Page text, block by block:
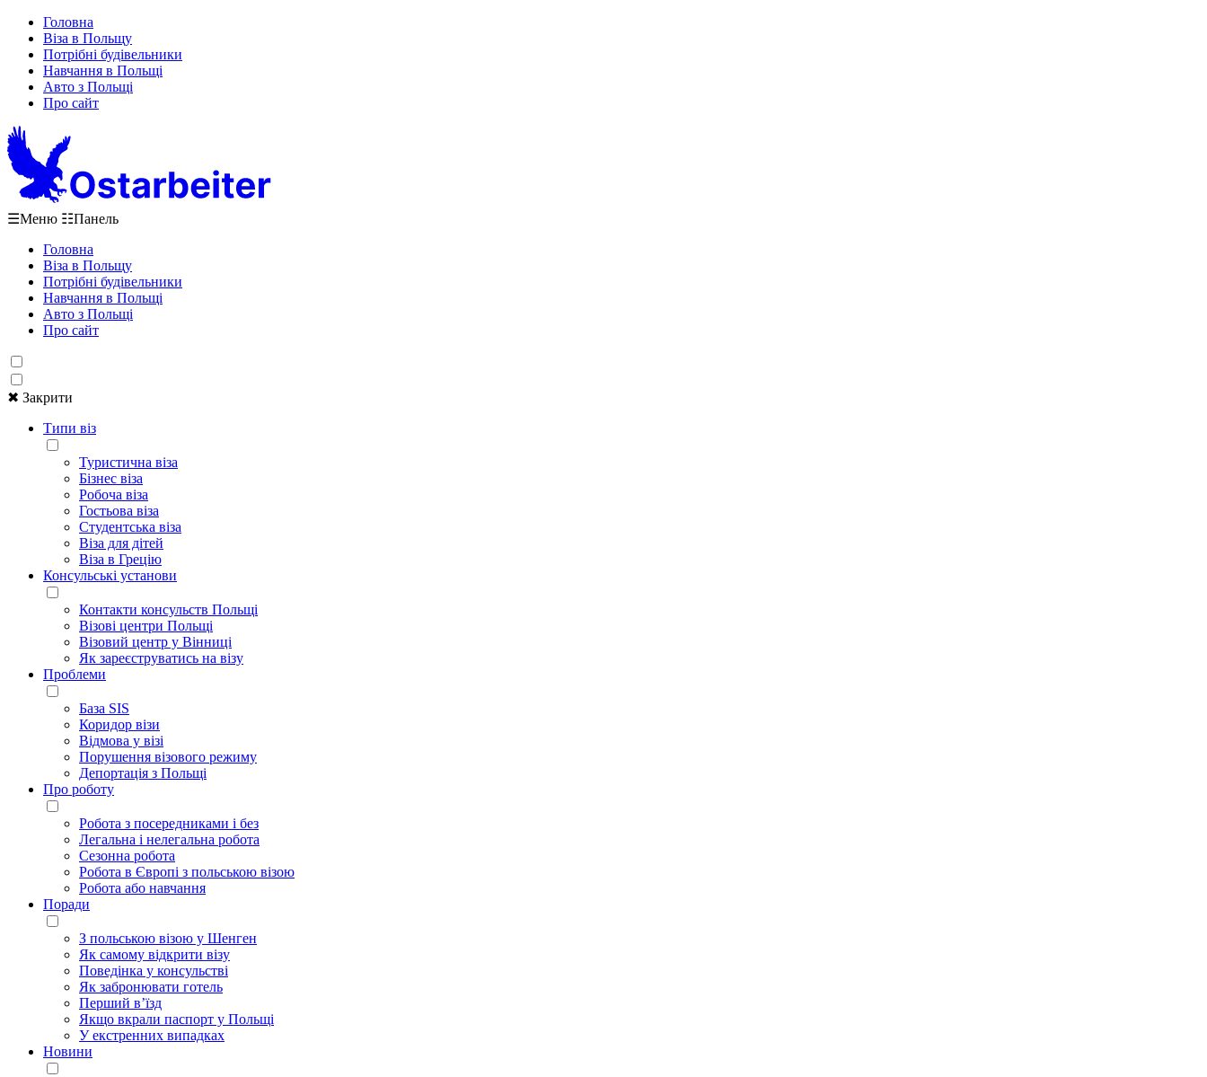
Головна
Віза в Польщу
Потрібні будівельники
Навчання в Польщі
Авто з Польщі
Про сайт
☰Меню ☷Панель
Головна
Віза в Польщу
Потрібні будівельники
Навчання в Польщі
Авто з Польщі
Про сайт
✖ Закрити
Типи віз
Туристична віза
Бізнес віза
Робоча віза
Гостьова віза
Студентська віза
Віза для дітей
Віза в Грецію
Консульські установи
Контакти консульств Польщі
Візові центри Польщі
Візовий центр у Вінниці
Як зареєструватись на візу
Проблеми
База SIS
Коридор візи
Відмова у візі
Порушення візового режиму
Депортація з Польщі
Про роботу
Робота з посередниками і без
Легальна і нелегальна робота
Сезонна робота
Робота в Європі з польською візою
Робота або навчання
Поради
З польською візою у Шенген
Як самому відкрити візу
Поведінка у консульстві
Як забронювати готель
Перший в’їзд
Якщо вкрали паспорт у Польщі
У екстренних випадках
Новини